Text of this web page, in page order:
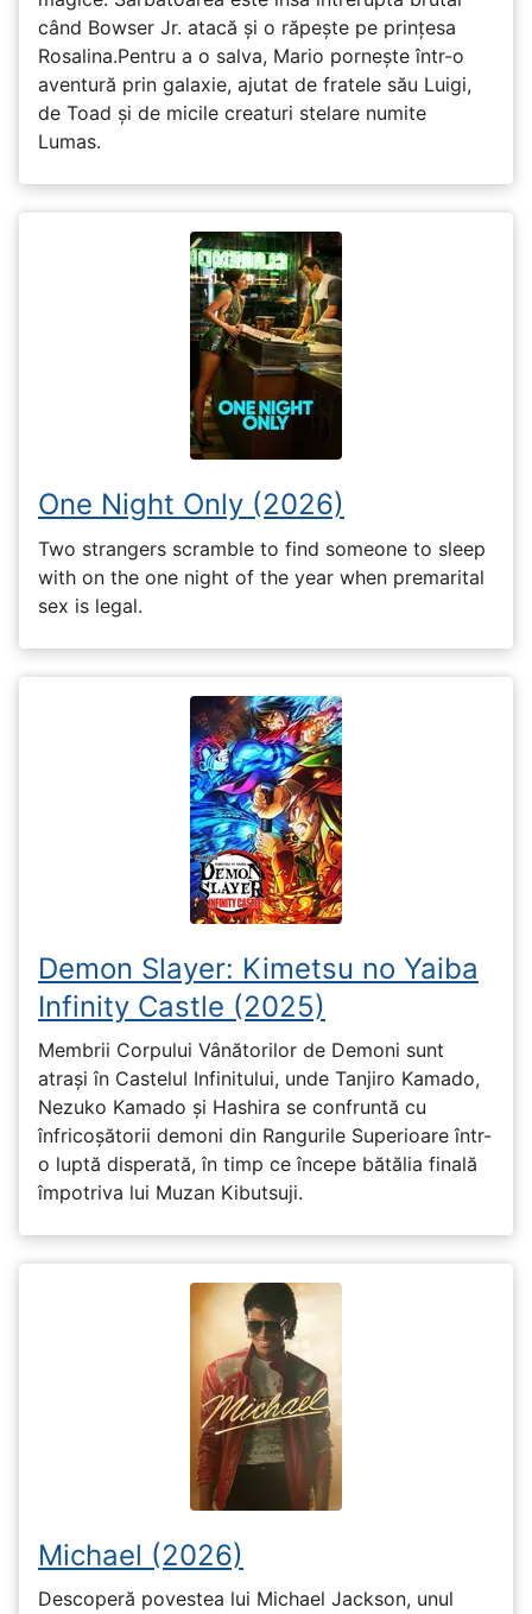
când Bowser Jr. atacă și o răpește pe prinţesa
Rosalina.Pentru a o salva, Mario pornește într-o
aventură prin galaxie, ajutat de fratele său Luigi,
de Toad și de micile creaturi stelare numite
Lumas.
One Night Only (2026)
Two strangers scramble to find someone to sleep
with on the one night of the year when premarital
sex is legal.
Demon Slayer: Kimetsu no Yaiba
Infinity Castle (2025)
Membrii Corpului Vânătorilor de Demoni sunt
atrași în Castelul Infinitului, unde Tanjiro Kamado,
Nezuko Kamado și Hashira se confruntă cu
înfricoșătorii demoni din Rangurile Superioare într-
o luptă disperată, în timp ce începe bătălia finală
împotriva lui Muzan Kibutsuji.
Michael (2026)
Descoperă povestea lui Michael Jackson, unul